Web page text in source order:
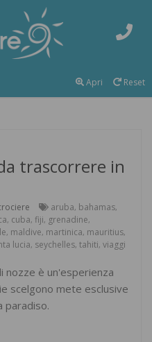
Reset
Apri
trascorrere in
aruba, bahamas,
, cuba, fiji, grenadine,
, maldive, martinica, mauritius,
lucia, seychelles, tahiti, viaggi
nozze è un'esperienza
scelgono mete esclusive
paradiso.